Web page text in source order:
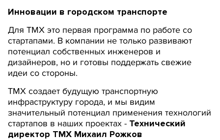
Инновации в городском транспорте
Для ТМХ это первая программа по работе со
стартапами. В компании не только развивают
потенциал собственных инженеров и
дизайнеров, но и готовы поддержать свежие
идеи со стороны.
ТМХ создает будущую транспортную
инфраструктуру города, и мы видим
значительный потенциал применения технологий
стартапов в наших проектах - Технический
директор ТМХ Михаил Рожков